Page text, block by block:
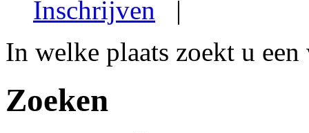
Inschrijven |
In welke plaats zoekt u een
Zoeken